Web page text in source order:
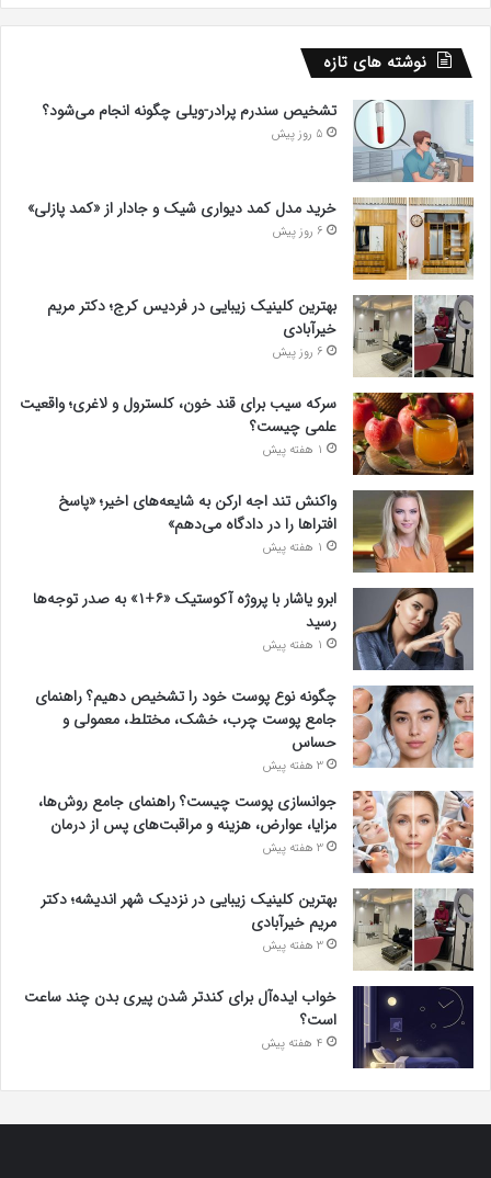
نوشته های تازه
تشخیص سندرم پرادر-ویلی چگونه انجام می‌شود؟
5 روز پیش
خرید مدل کمد دیواری شیک و جادار از «کمد پازلی»
6 روز پیش
بهترین کلینیک زیبایی در فردیس کرج؛ دکتر مریم
خیرآبادی
6 روز پیش
سرکه سیب برای قند خون، کلسترول و لاغری؛ واقعیت
علمی چیست؟
1 هفته پیش
واکنش تند اجه ارکن به شایعه‌های اخیر؛ «پاسخ
افتراها را در دادگاه می‌دهم»
1 هفته پیش
ابرو یاشار با پروژه آکوستیک «۶+۱» به صدر توجه‌ها
رسید
1 هفته پیش
چگونه نوع پوست خود را تشخیص دهیم؟ راهنمای
جامع پوست چرب، خشک، مختلط، معمولی و
حساس
3 هفته پیش
جوانسازی پوست چیست؟ راهنمای جامع روش‌ها،
مزایا، عوارض، هزینه و مراقبت‌های پس از درمان
3 هفته پیش
بهترین کلینیک زیبایی در نزدیک شهر اندیشه؛ دکتر
مریم خیرآبادی
3 هفته پیش
خواب ایده‌آل برای کندتر شدن پیری بدن چند ساعت
است؟
4 هفته پیش